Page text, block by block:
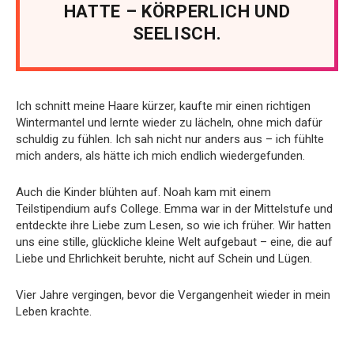
HATTE – KÖRPERLICH UND
SEELISCH.
Ich schnitt meine Haare kürzer, kaufte mir einen richtigen
Wintermantel und lernte wieder zu lächeln, ohne mich dafür
schuldig zu fühlen. Ich sah nicht nur anders aus – ich fühlte
mich anders, als hätte ich mich endlich wiedergefunden.
Auch die Kinder blühten auf. Noah kam mit einem
Teilstipendium aufs College. Emma war in der Mittelstufe und
entdeckte ihre Liebe zum Lesen, so wie ich früher. Wir hatten
uns eine stille, glückliche kleine Welt aufgebaut – eine, die auf
Liebe und Ehrlichkeit beruhte, nicht auf Schein und Lügen.
Vier Jahre vergingen, bevor die Vergangenheit wieder in mein
Leben krachte.